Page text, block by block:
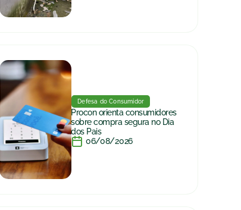
Defesa do Consumidor
Procon orienta consumidores
sobre compra segura no Dia
dos Pais
06/08/2026